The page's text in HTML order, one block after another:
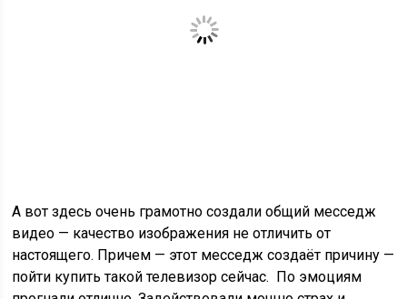
А вот здесь очень грамотно создали общий месседж
видео — качество изображения не отличить от
настоящего. Причем — этот месседж создаёт причину —
пойти купить такой телевизор сейчас. По эмоциям